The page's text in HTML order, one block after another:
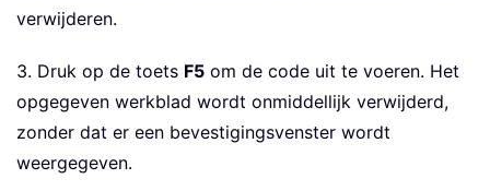
verwijderen.
3. Druk op de toets F5 om de code uit te voeren. Het
opgegeven werkblad wordt onmiddellijk verwijderd,
zonder dat er een bevestigingsvenster wordt
weergegeven.